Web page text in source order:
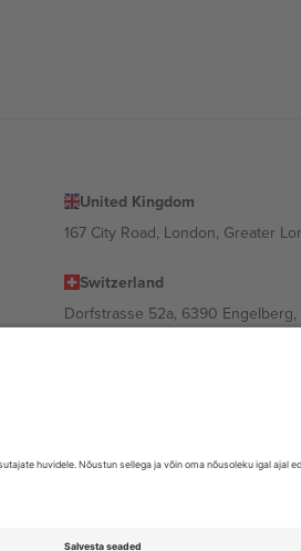
United Kingdom
167 City Road, London, Greater
Switzerland
Dorfstrasse 52a, 6390